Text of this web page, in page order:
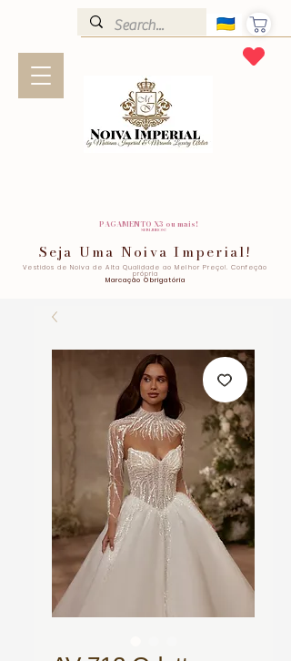
PAGAMENTO X3 ou mais!
SEM JUROS!
Seja Uma Noiva Imperial!
Vestidos de Noiva de Alta Qualidade ao Melhor Preço!. Confeção
própria
Marcação Obrigatória